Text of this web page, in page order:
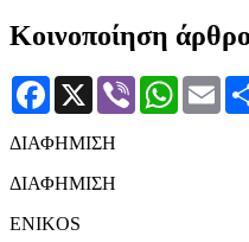
Κοινοποίηση
Facebook
X Viber
ΔΙΑΦΗΜΙΣΗ
ΔΙΑΦΗΜΙΣΗ
ENIKOS